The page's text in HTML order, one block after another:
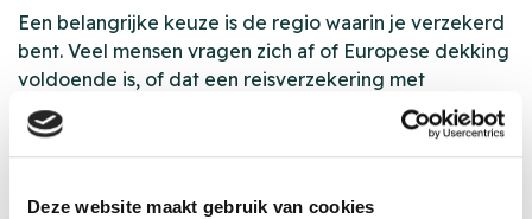
Deze website maakt gebruik van cookies
Een belangrijke keuze is de regio waarin je verzekerd
bent. Veel mensen vragen zich af of Europese dekking
voldoende is, of dat een reisverzekering met
werelddekking beter past.
naar Azië, Amerika of Afrika? Dan heb je meestal